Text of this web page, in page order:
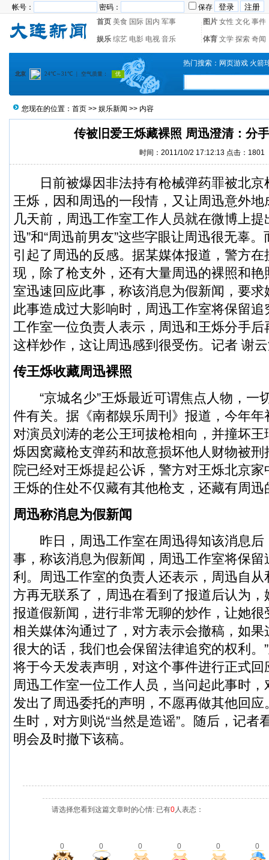
帐号： 密码：
保存
首页 美食 国际 国内 军事 图片 女性 文化 事件
娱乐 综艺 电影 电视 音乐 体育 文学 探索 奇闻
热门搜索： 网页游戏 火箭
您现在的位置： 首页 >> 娱乐新闻 >> 内容
传被旧爱王烁藏裸照 周迅澄清：分
时间：2011/10/2 17:12:13 点击：1801
日前被爆因非法持有枪械弹药罪被北京
王烁，因和周迅的一段情，又让周迅意外
几天前，周迅工作室工作人员就在微博上提
迅”和“周迅前男友”这些字眼让周迅很无辜
引起了周迅的反感。据某媒体报道，警方
现，除了枪支外，还有大量周迅的裸照和
室迅速回应此事，称该消息为假新闻，要
此事造成过大影响时，周迅工作室将保留
工作室一位负责人表示，周迅和王烁分手
这样炒作，这让周迅感到很受伤。记者 谢
传王烁收藏周迅裸照
“京城名少”王烁最近可谓焦点人物，一
件有关。据《南都娱乐周刊》报道，今年
对演员刘涛的老公王珂拔枪相向，并撞坏
烁因窝藏枪支弹药和故意损坏他人财物被
院已经对王烁提起公诉，警方对王烁北京
王烁的住处不仅藏有其他枪支，还藏有周迅
周迅称消息为假新闻
昨日，周迅工作室在周迅得知该消息后
事，称该消息为假新闻，周迅工作室将保
利。周迅工作室的负责人还表示，周迅自
方再无联系了，周迅在看到了报道后认为
报道假新闻，进行非常无聊的炒作，让她很
相关媒体沟通过了，对方表示会撤稿，如
很大的话，我们也会保留法律追究的权利。
将于今天发表声明，对这个事件进行正式
周迅工作室一位工作人员，当问起此事时
发出了周迅委托的声明，不愿再做其他回
生时，对方则说“当然是造谣”。随后，记者
明会及时撤下该稿。
请选择您看到这篇文章时的心情: 已有0人表态：
0 0 0 0 0 0